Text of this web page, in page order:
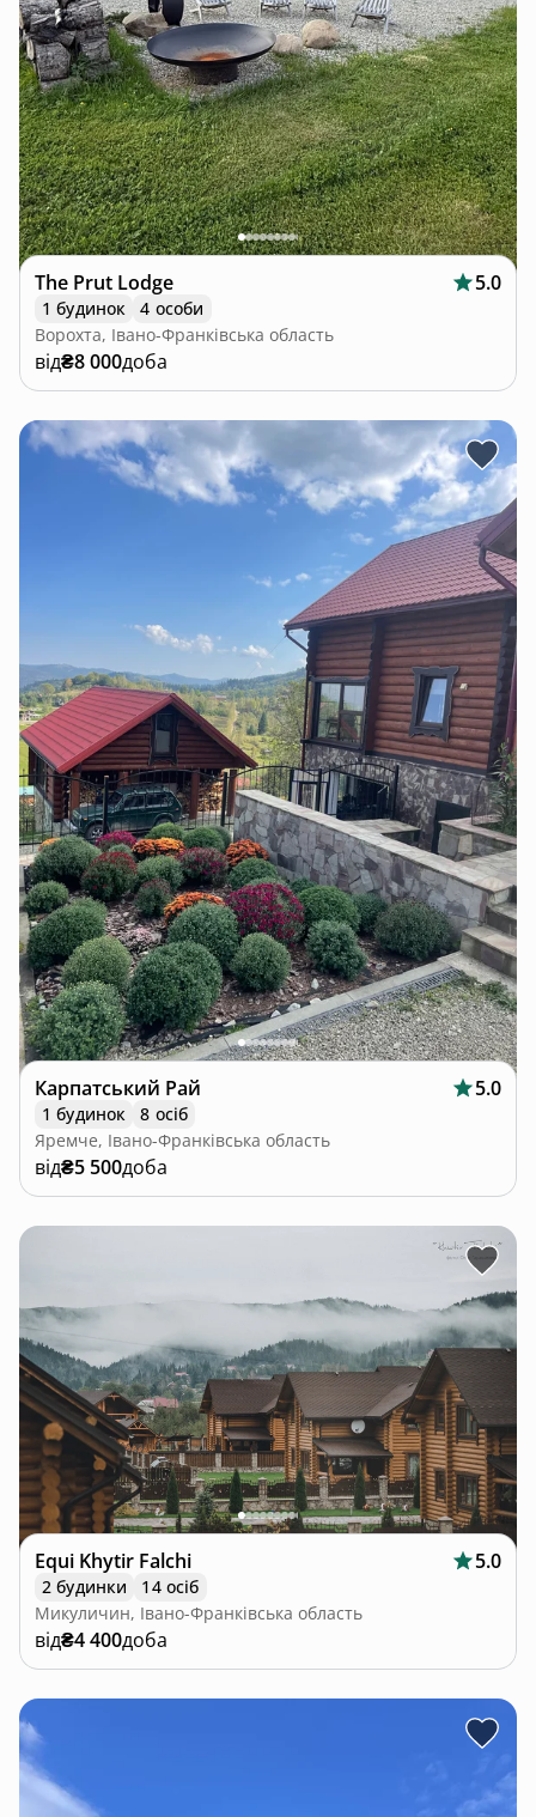
The Prut Lodge 5.0
1 будинок
4 особи
Ворохта, Івано-Франківська область
від₴8 000доба
Карпатський Рай 5.0
1 будинок
8 осіб
Яремче, Івано-Франківська область
від₴5 500доба
Equi Khytir Falchi 5.0
2 будинки
14 осіб
Микуличин, Івано-Франківська область
від₴4 400доба